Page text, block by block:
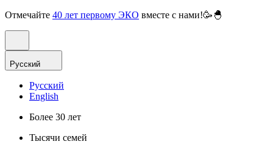
Отмечайте 40 лет первому ЭКО вместе с нами!🥳🐣
Русский
Русский
English
Более 30 лет
Тысячи семей